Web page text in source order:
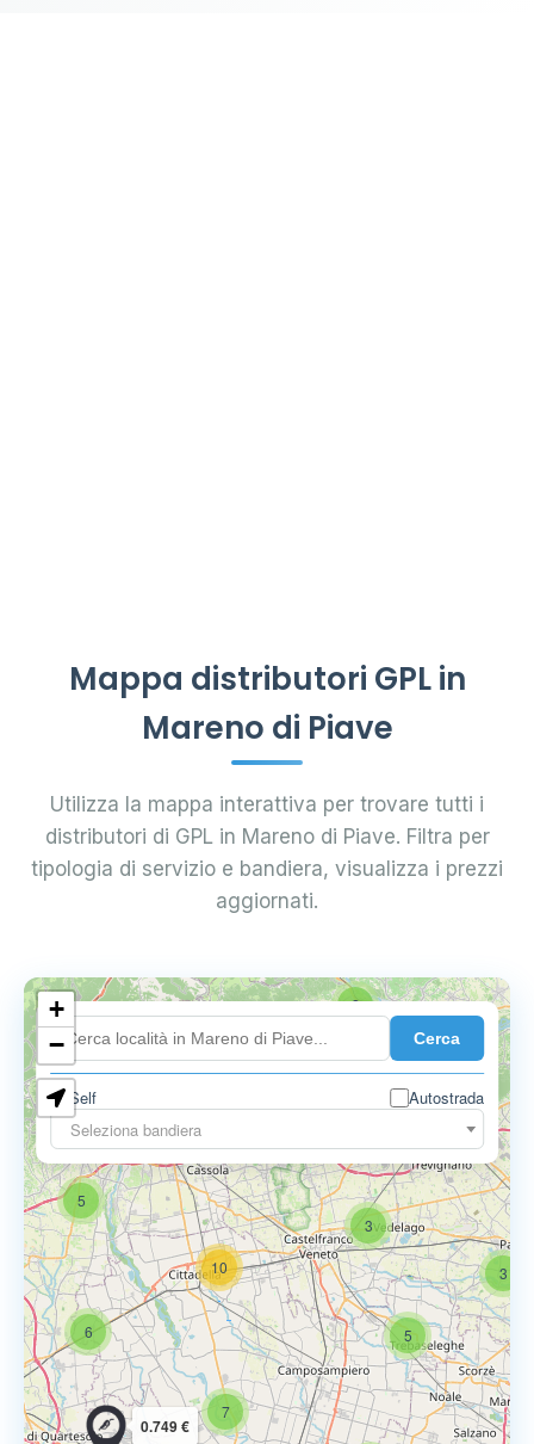
Mappa distributori GPL in
Mareno di Piave
Utilizza la mappa interattiva per trovare tutti i
distributori di GPL in Mareno di Piave. Filtra per
tipologia di servizio e bandiera, visualizza i prezzi
aggiornati.
Cerca
Self
Autostrada
Seleziona bandiera
3
3
2
5
6
5
6
10
7
0.749 €
+
−